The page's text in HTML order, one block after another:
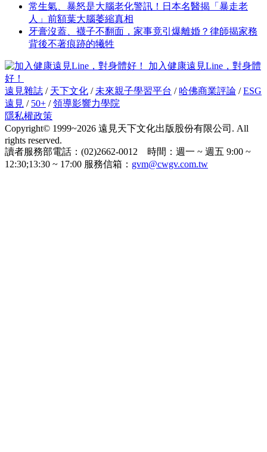
常生氣、暴怒是大腦老化警訊！日本名醫揭「暴走老
人」前額葉大腦萎縮真相
牙膏沒蓋、襪子不翻面，家事竟引爆離婚？律師揭家務
背後不著痕跡的犧牲
加入健康遠見Line，對身體
好！
遠見雜誌 / 天下文化 / 未來親子學習平台 / 哈佛商業評論 /ESG
遠見 / 50+ /領導影響力學院
隱私權政策
Copyright© 1999~2026 遠見天下文化出版股份有限公司. All
rights reserved.
讀者服務部電話：(02)2662-0012 時間：週一 ~ 週五 9:00 ~
12:30;13:30 ~ 17:00 服務信箱： gvm@cwgv.com.tw